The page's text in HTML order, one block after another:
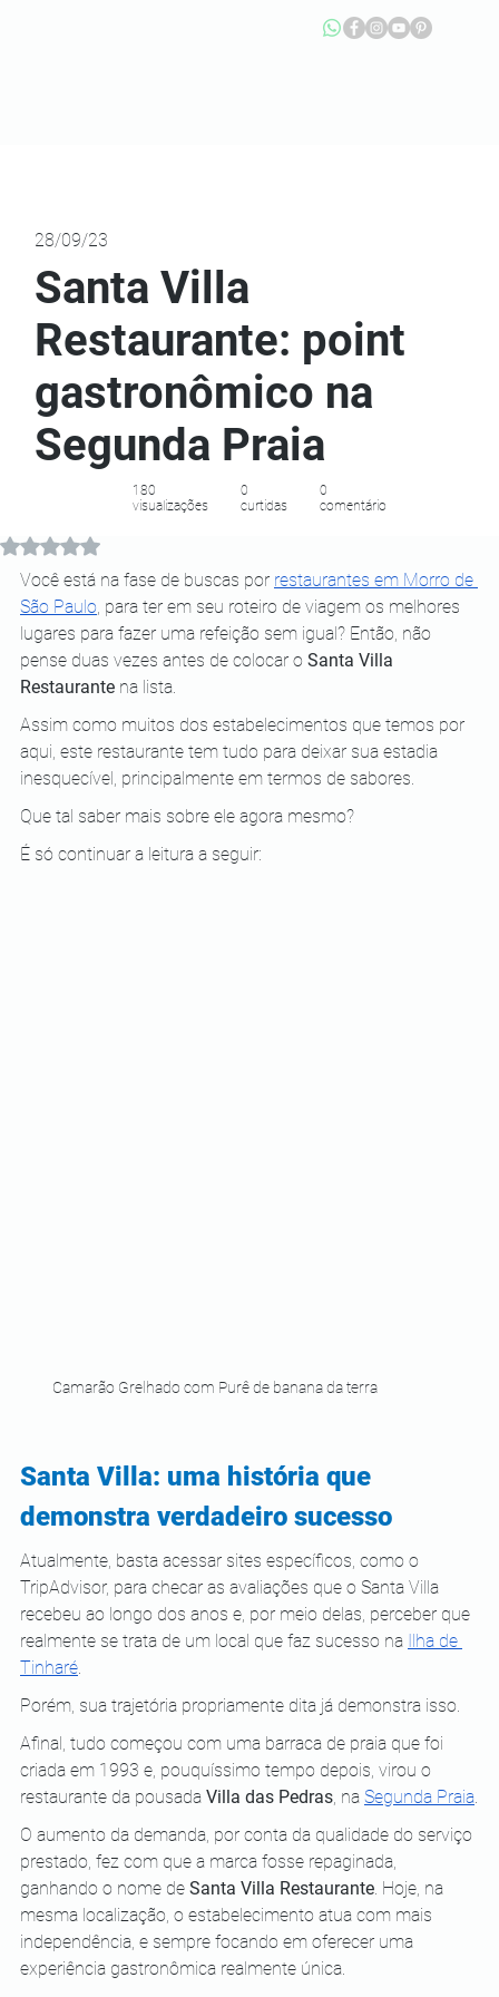
Avaliado com NaN de 5 estrelas.
Você está na fase de buscas por restaurantes em Morro de
São Paulo, para ter em seu roteiro de viagem os melhores
lugares para fazer uma refeição sem igual? Então, não
pense duas vezes antes de colocar o Santa Villa
Restaurante na lista.
Assim como muitos dos estabelecimentos que temos por
aqui, este restaurante tem tudo para deixar sua estadia
inesquecível, principalmente em termos de sabores.
Que tal saber mais sobre ele agora mesmo?
É só continuar a leitura a seguir:
Camarão Grelhado com Purê de banana da terra
Santa Villa: uma história que
demonstra verdadeiro sucesso
Atualmente, basta acessar sites específicos, como o
TripAdvisor, para checar as avaliações que o Santa Villa
recebeu ao longo dos anos e, por meio delas, perceber que
realmente se trata de um local que faz sucesso na Ilha de
Tinharé
Porém, sua trajetória propriamente dita já demonstra isso.
Afinal, tudo começou com uma barraca de praia que foi
criada em 1993 e, pouquíssimo tempo depois, virou o
restaurante da pousada Villa das Pedras , na Segunda Praia
O aumento da demanda, por conta da qualidade do serviço
prestado, fez com que a marca fosse repaginada,
ganhando o nome de Santa Villa Restaurante . Hoje, na
mesma localização, o estabelecimento atua com mais
independência, e sempre focando em oferecer uma
experiência gastronômica realmente única.
180
visualizações
0
curtidas
0
comentário
Santa Villa
Restaurante: point
gastronômico na
Segunda Praia
28/09/23